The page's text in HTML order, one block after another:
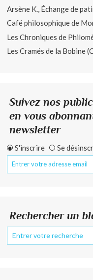
Arsène K., Échange de
Café philosophique de
Les Chroniques de
Les Cramés de la Bobine
Suivez nos
en vous
newsletter
S'inscrire Se
Rechercher un